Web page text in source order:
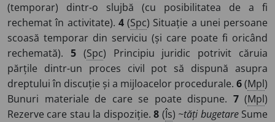
(temporar) dintr-o slujbă (cu posibilitatea de a fi
rechemat în activitate). 4(Spc) Situație a unei persoane
scoasă temporar din serviciu (și care poate fi oricând
rechemată). 5(Spc) Principiu juridic potrivit căruia
părțile dintr-un proces civil pot să dispună asupra
dreptului în discuție și a mijloacelor procedurale. 6(Mpl)
Bunuri materiale de care se poate dispune. 7(Mpl)
Rezerve care stau la dispoziție.8 (Îs) ~tăți bugetareSume